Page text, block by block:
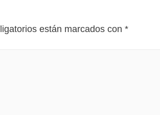
están marcados con *